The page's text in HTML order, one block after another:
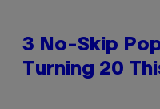
3 No-Skip
Turning 20